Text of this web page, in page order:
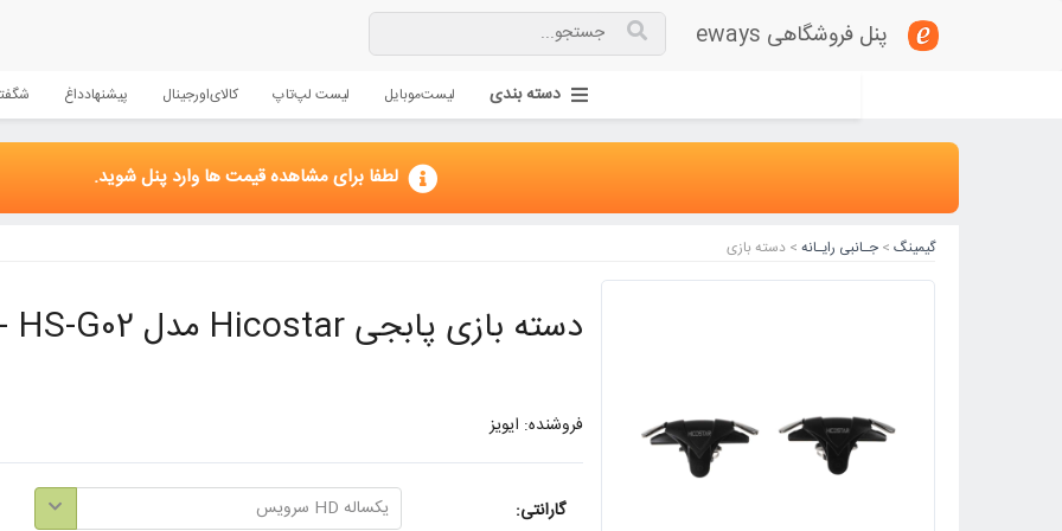
پنل فروشگاهی eways
دسته بندی لیستموبایل لیست لپ‌تاپ کالایاورجینال پیشنهادداغ
لطفا برای مشاهده قیمت ها وارد پنل شوید.
گیمینگ > جـانبی رایـانه > دسته بازی
دسته بازی پابجی Hicostar مدل HS-G02 - مشکی
فروشنده: ایویز
گارانتی: یکساله HD سرویس